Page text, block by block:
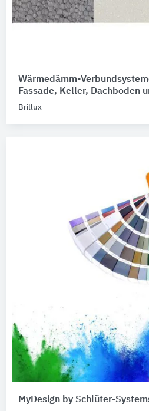
Wärmedämm-
Fassade, Keller, Dachboden
Brillux
MyDesign by Schlüter-